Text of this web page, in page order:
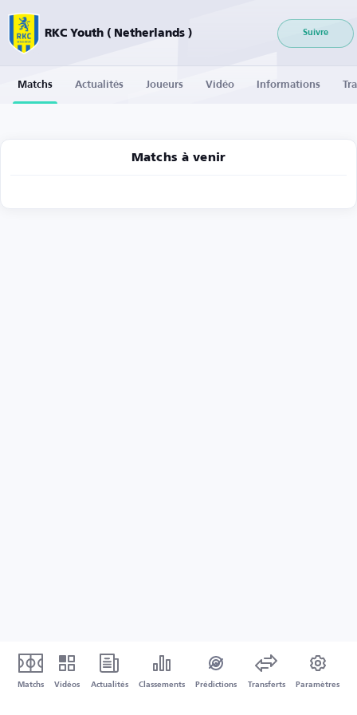
RKC Youth ( Netherlands ) Suivre
Matchs Actualités Joueurs Vidéo Informations
Matchs à venir
Matchs Vidéos Actualités Classements Prédictions Transferts Paramètres